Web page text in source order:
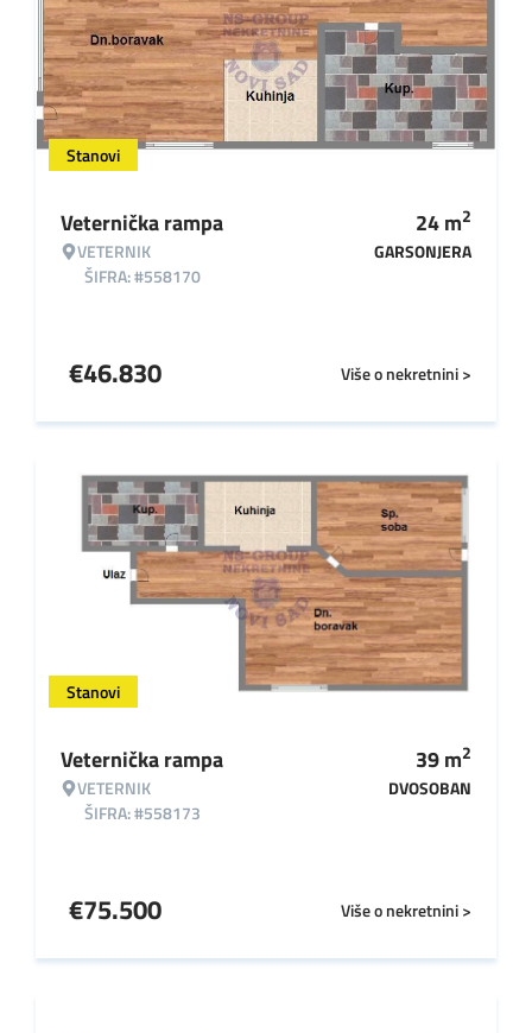
Stanovi
Veternička rampa
VETERNIK
ŠIFRA: #558170
24m2
GARSONJERA
Više o nekretnini >
€46.830
Stanovi
Veternička rampa
VETERNIK
ŠIFRA: #558173
39m2
DVOSOBAN
Više o nekretnini >
€75.500